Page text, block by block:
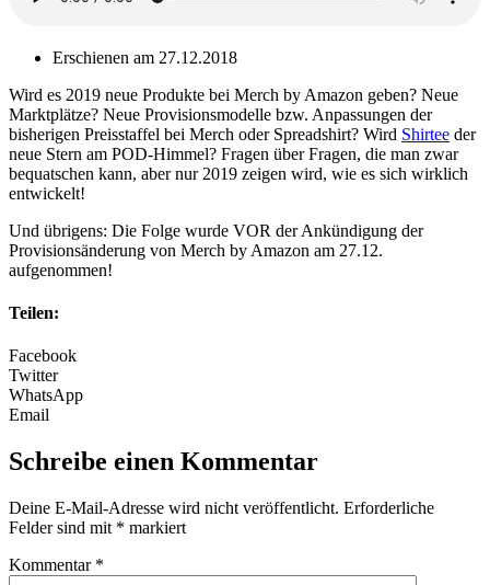
Erschienen am 27.12.2018
Wird es 2019 neue Produkte bei Merch by Amazon geben? Neue
Marktplätze? Neue Provisionsmodelle bzw. Anpassungen der
bisherigen Preisstaffel bei Merch oder Spreadshirt? Wird Shirtee der
neue Stern am POD-Himmel? Fragen über Fragen, die man zwar
bequatschen kann, aber nur 2019 zeigen wird, wie es sich wirklich
entwickelt!
Und übrigens: Die Folge wurde VOR der Ankündigung der
Provisionsänderung von Merch by Amazon am 27.12.
aufgenommen!
Teilen:
Facebook
Twitter
WhatsApp
Email
Schreibe einen Kommentar
Deine E-Mail-Adresse wird nicht veröffentlicht. Erforderliche
Felder sind mit * markiert
Kommentar *